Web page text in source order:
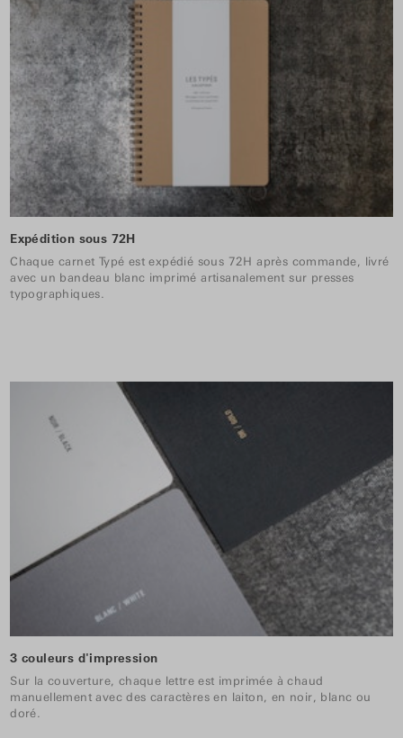
Expédition sous 72H
Chaque carnet Typé est expédié sous 72H après commande, livré
avec un bandeau blanc imprimé artisanalement sur presses
typographiques.
3 couleurs d'impression
Sur la couverture, chaque lettre est imprimée à chaud
manuellement avec des caractères en laiton, en noir, blanc ou
doré.